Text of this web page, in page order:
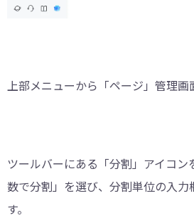
上部メニューから「ページ」管理画
ツールバーにある「分割」アイコン
数で分割」を選び、分割単位の入力
す。